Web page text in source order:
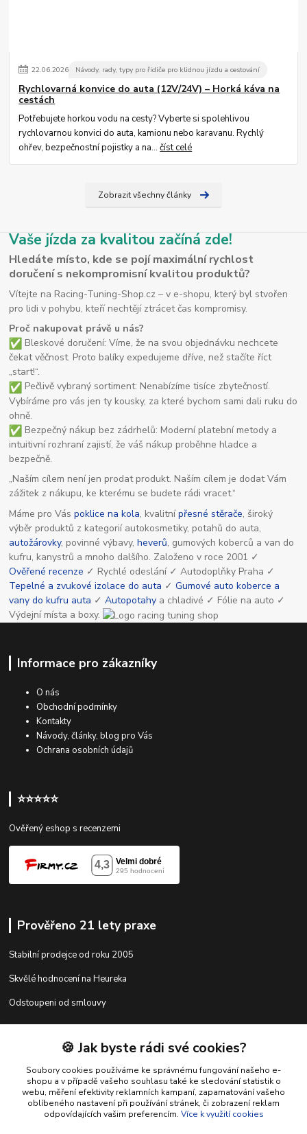
22.06.2026 Návody, rady, typy pro řidiče pro klidnou jízdu a cestování
Rychlovarná konvice do auta (12V/24V) – Horká káva na
cestách
Potřebujete horkou vodu na cesty? Vyberte si spolehlivou
rychlovarnou konvici do auta, kamionu nebo karavanu. Rychlý
ohřev, bezpečnostní pojistky a na...číst celé
Zobrazit všechny články
Vaše jízda za kvalitou začíná zde!
Hledáte místo, kde se pojí maximální rychlost
doručení s nekompromisní kvalitou produktů?
Vítejte na Racing-Tuning-Shop.cz – v e-shopu, který byl stvořen
pro lidi v pohybu, kteří nechtějí ztrácet čas kompromisy.
Proč nakupovat právě u nás?
Bleskové doručení: Víme, že na svou objednávku nechcete
čekat věčnost. Proto balíky expedujeme dříve, než stačíte říct
„start!“.
Pečlivě vybraný sortiment: Nenabízíme tisíce zbytečností.
Vybíráme pro vás jen ty kousky, za které bychom sami dali ruku do
ohně.
Bezpečný nákup bez zádrhelů: Moderní platební metody a
intuitivní rozhraní zajistí, že váš nákup proběhne hladce a
bezpečně.
„Naším cílem není jen prodat produkt. Naším cílem je dodat Vám
zážitek z nákupu, ke kterému se budete rádi vracet.“
Máme pro Váspoklice na kola, kvalitnípřesné stěrače, široký
výběr produktů z kategorií autokosmetiky, potahů do auta,
autožárovky, povinné výbavy,heverů, gumových koberců a van do
kufru, kanystrů a mnoho dalšího. Založeno v roce 2001 ✓
Ověřené recenze ✓ Rychlé odeslání ✓ Autodoplňky Praha ✓
Tepelné a zvukové izolace do auta ✓Gumové auto koberce a
vany do kufru auta ✓Autopotahy a chladivé ✓ Fólie na auto ✓
Výdejní místa a boxy.
Informace pro zákazníky
O nás
Obchodní podmínky
Kontakty
Návody, články, blog pro Vás
Ochrana osobních údajů
⭐⭐⭐⭐⭐
Ověřený eshop s recenzemi
Prověřeno 21 lety praxe
Stabilní prodejce od roku 2005
Skvělé hodnocení na Heureka
Odstoupeni od smlouvy
Kontakty
shop@racing-tuning-shop.cz
🍪 Jak byste rádi své cookies?
Soubory cookies používáme ke správnému fungování našeho e-
shopu a v případě vašeho souhlasu také ke sledování statistik o
webu, měření efektivity reklamních kampaní, zapamatování vašeho
oblíbeného nastavení při používání stránek, či zobrazení reklam
odpovídajících vašim preferencím. Více k využití cookies